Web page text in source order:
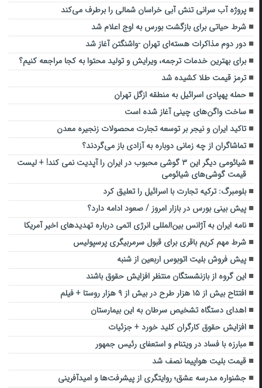
پروژه آب سرانی تنش آبی خراسان شمالی را برطرف می‌کند
شرط حیاتی برای بازگشت بورس به اوج اعلام شد
دور دوم مذاکرات هسته‌ای تهران -واشنگتن آغاز شد
برای بهترین خدمات ترجمه، ویرایش و تولید محتوا به کجا مراجعه کنیم؟
ترمز قیمت طلا کشیده شد
حمله پهپادی اسرائیل به منطقه ازگل تهران
ساخت واگن‌های چینی آغاز شده است
تاکید ایران و نیجر بر توسعه تجارت محصولات زنجیره معدن
تماشاگران از چه زمانی دوباره به آزادی باز می‌گردند؟
شیائومی دیگر این ۳ گوشی محبوب در ایران را آپدیت نمی کند! + لیست
قیمت گوشی‌های شیائومی
بلومبرگ: ترکیه تجارت با اسرائیل را تعلیق کرد
پیش بینی بورس در بازار امروز / صعود ادامه دارد؟
نامه ایران به آژانس بین‌المللی انرژی اتمی درباره تهدیدهای اخیر آمریکا
شرط مهم کریم باقری برای قبول سرمربیگری پرسپولیس
پیش فروش بلیت اتوبوس اربعین از شنبه
این گروه از بازنشستگان منتظر افزایش حقوق باشند
افتتاح بیش از ۱۵ هزار طرح در بیش از ۹ هزار روستا + فیلم
اهدای دستگاه تشخیص سرطان به این بیمارستان
افزایش حقوق کارگران کلید خورد + جزئیات
مبارزه با فساد در ویتنام و استعفای رئیس جمهور
قیمت بلیت هواپیما نصف شد
جشنواره مدرسه عشق؛ روایتگری از پیشرفت‌ها و امیدآفرینی